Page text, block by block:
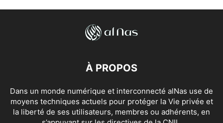
À PROPOS
Dans un monde numérique et interconnecté alNas use de
moyens techniques actuels pour protéger la Vie privée et
la liberté de ses utilisateurs, membres ou adhérents, en